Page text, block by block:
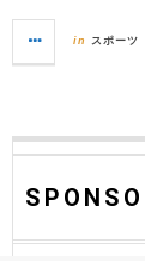
in スポーツ